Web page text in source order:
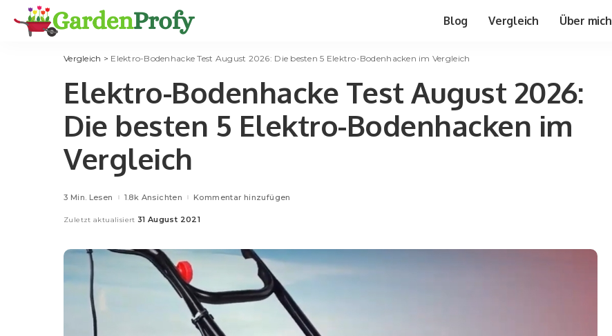
Blog Vergleich Über mich
Vergleich > Elektro-Bodenhacke Test August 2026: Die besten 5 Elektro-Bodenhacken im Vergleich
Elektro-Bodenhacke Test August 2026:
Die besten 5 Elektro-Bodenhacken im
Vergleich
3 Min. Lesen 1.8k Ansichten Kommentar hinzufügen
Zuletzt aktualisiert 31 August 2021